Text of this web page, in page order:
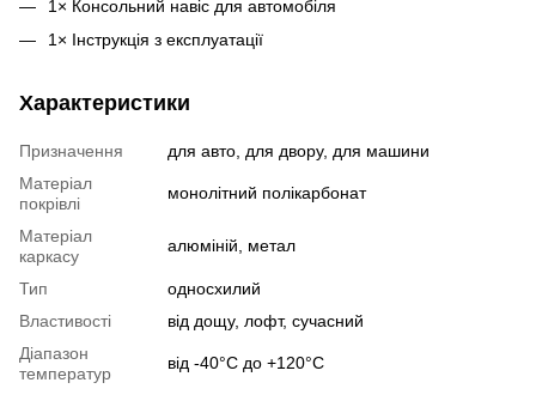
1× Консольний навіс для автомобіля
1× Інструкція з експлуатації
Характеристики
Призначення
для авто, для двору, для машини
Матеріал
покрівлі
монолітний полікарбонат
Матеріал
каркасу
алюміній, метал
Тип
односхилий
Властивості
від дощу, лофт, сучасний
Діапазон
температур
від -40°С до +120°C